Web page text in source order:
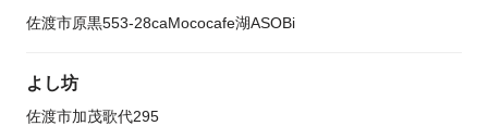
佐渡市原黒553-28caMococafe湖ASOBi
よし坊
佐渡市加茂歌代295